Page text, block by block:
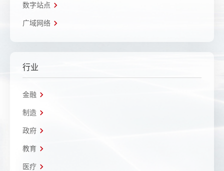
数字站点
广域网络
行业
金融
制造
政府
教育
医疗